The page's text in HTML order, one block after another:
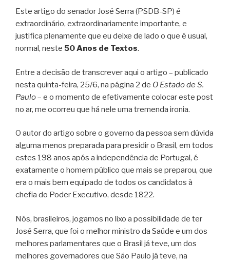
Este artigo do senador José Serra (PSDB-SP) é
extraordinário, extraordinariamente importante, e
justifica plenamente que eu deixe de lado o que é usual,
normal, neste 50 Anos de Textos.
Entre a decisão de transcrever aqui o artigo – publicado
nesta quinta-feira, 25/6, na página 2 de O Estado de S.
Paulo– e o momento de efetivamente colocar este post
no ar, me ocorreu que há nele uma tremenda ironia.
O autor do artigo sobre o governo da pessoa sem dúvida
alguma menos preparada para presidir o Brasil, em todos
estes 198 anos após a independência de Portugal, é
exatamente o homem público que mais se preparou, que
era o mais bem equipado de todos os candidatos à
chefia do Poder Executivo, desde 1822.
Nós, brasileiros, jogamos no lixo a possibilidade de ter
José Serra, que foi o melhor ministro da Saúde e um dos
melhores parlamentares que o Brasil já teve, um dos
melhores governadores que São Paulo já teve, na